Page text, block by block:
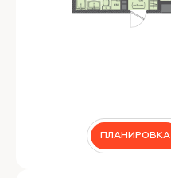
ПЛАНИРОВКА